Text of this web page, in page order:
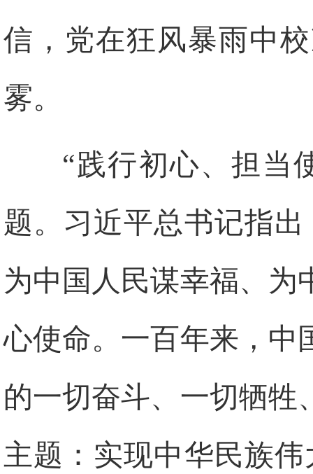
信，党在狂风暴雨中
雾。
“践行初心、担当
题。习近平总书记指
为中国人民谋幸福、为
心使命。一百年来，中
的一切奋斗、一切牺牲
主题：实现中华民族